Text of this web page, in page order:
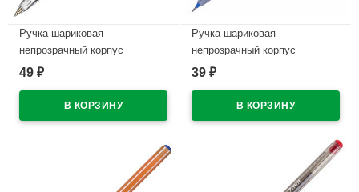
Ручка шариковая
непрозрачный корпус
(Pensan) Глобал (Global)
49 ₽
Ручка шариковая
непрозрачный корпус
(Pensan) Трибол (TRIBALL)
арт.1003 (Ст.12)
39 ₽